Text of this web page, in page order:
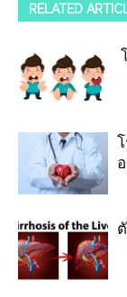
RELATED